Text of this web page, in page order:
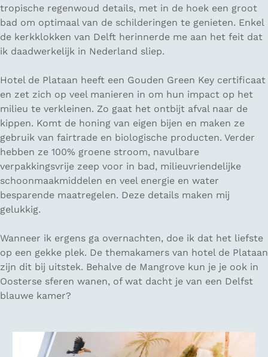
tropische regenwoud details, met in de hoek een groot
bad om optimaal van de schilderingen te genieten. Enkel
de kerkklokken van Delft herinnerde me aan het feit dat
ik daadwerkelijk in Nederland sliep.
Hotel de Plataan heeft een Gouden Green Key certificaat
en zet zich op veel manieren in om hun impact op het
milieu te verkleinen. Zo gaat het ontbijt afval naar de
kippen. Komt de honing van eigen bijen en maken ze
gebruik van fairtrade en biologische producten. Verder
hebben ze 100% groene stroom, navulbare
verpakkingsvrije zeep voor in bad, milieuvriendelijke
schoonmaakmiddelen en veel energie en water
besparende maatregelen. Deze details maken mij
gelukkig.
Wanneer ik ergens ga overnachten, doe ik dat het liefste
op een gekke plek. De themakamers van hotel de Plataan
zijn dit bij uitstek. Behalve de Mangrove kun je je ook in
Oosterse sferen wanen, of wat dacht je van een Delfst
blauwe kamer?